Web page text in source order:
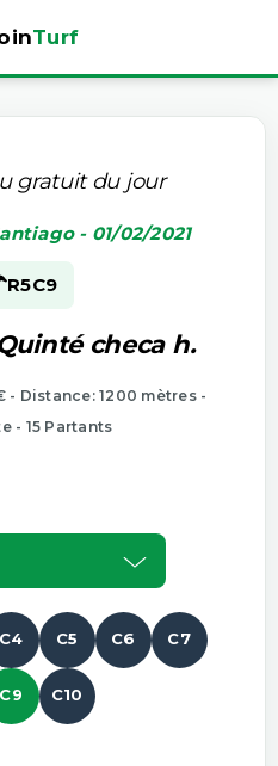
Turf
gratuit du jour
- 01/02/2021
R5C9
checa h.
Distance: 1200 mètres -
- 15 Partants
C4 C5 C6 C7
C9 C10